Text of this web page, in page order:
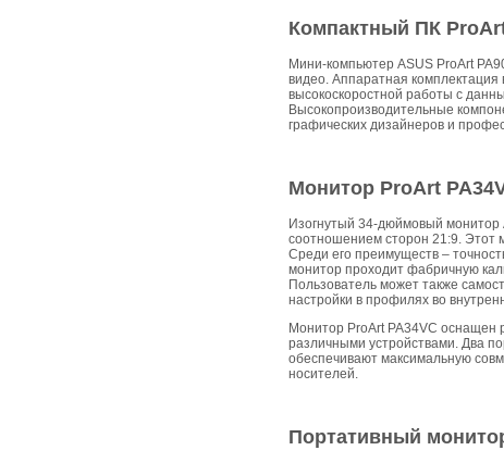
Компактный ПК
Мини-компьютер ASUS ProArt
видео. Аппаратная комплектация
высокоскоростной работы с
Высокопроизводительные
графических дизайнеров и
Монитор ProArt
Изогнутый 34-дюймовый монитор
соотношением сторон 21:9. Этот
Среди его преимуществ –
монитор проходит фабричную
Пользователь может также
настройки в профилях во
Монитор ProArt PA34VC оснащен
различными устройствами. Два
обеспечивают максимальную
носителей.
Портативный